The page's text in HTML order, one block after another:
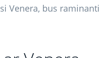
Venera, bus raminanti